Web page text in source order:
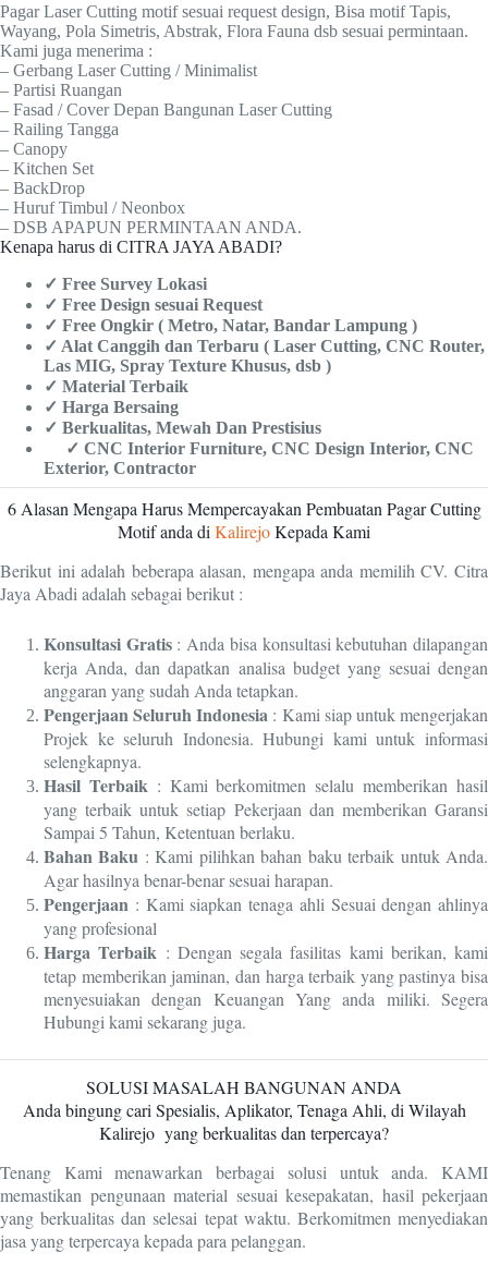
Pagar Laser Cutting motif sesuai request design, Bisa motif Tapis,
Wayang, Pola Simetris, Abstrak, Flora Fauna dsb sesuai permintaan.
Kami juga menerima :
– Gerbang Laser Cutting / Minimalist
– Partisi Ruangan
– Fasad / Cover Depan Bangunan Laser Cutting
– Railing Tangga
– Canopy
– Kitchen Set
– BackDrop
– Huruf Timbul / Neonbox
– DSB APAPUN PERMINTAAN ANDA.
Kenapa harus di CITRA JAYA ABADI?
✓ Free Survey Lokasi
✓ Free Design sesuai Request
✓ Free Ongkir ( Metro, Natar, Bandar Lampung )
✓ Alat Canggih dan Terbaru ( Laser Cutting, CNC Router,
Las MIG, Spray Texture Khusus, dsb )
✓ Material Terbaik
✓ Harga Bersaing
✓ Berkualitas, Mewah Dan Prestisius
✓ CNC Interior Furniture, CNC Design Interior, CNC
Exterior, Contractor
6 Alasan Mengapa Harus Mempercayakan Pembuatan Pagar Cutting
Motif anda di KalirejoKepada Kami
Berikut ini adalah beberapa alasan, mengapa anda memilih CV. Citra
Jaya Abadi adalah sebagai berikut :
Konsultasi Gratis: Anda bisa konsultasi kebutuhan dilapangan
kerja Anda, dan dapatkan analisa budget yang sesuai dengan
anggaran yang sudah Anda tetapkan.
Pengerjaan Seluruh Indonesia : Kami siap untuk mengerjakan
Projek ke seluruh Indonesia. Hubungi kami untuk informasi
selengkapnya.
Hasil Terbaik : Kami berkomitmen selalu memberikan hasil
yang terbaik untuk setiap Pekerjaan dan memberikan Garansi
Sampai 5 Tahun, Ketentuan berlaku.
Bahan Baku : Kami pilihkan bahan baku terbaik untuk Anda.
Agar hasilnya benar-benar sesuai harapan.
Pengerjaan : Kami siapkan tenaga ahli Sesuai dengan ahlinya
yang profesional
Harga Terbaik : Dengan segala fasilitas kami berikan, kami
tetap memberikan jaminan, dan harga terbaik yang pastinya bisa
menyesuiakan dengan Keuangan Yang anda miliki. Segera
Hubungi kami sekarang juga.
SOLUSI MASALAH BANGUNAN ANDA
Anda bingung cari Spesialis, Aplikator, Tenaga Ahli, di Wilayah
Kalirejo yang berkualitas dan terpercaya?
Tenang Kami menawarkan berbagai solusi untuk anda. KAMI
memastikan pengunaan material sesuai kesepakatan, hasil pekerjaan
yang berkualitas dan selesai tepat waktu. Berkomitmen menyediakan
jasa yang terpercaya kepada para pelanggan.